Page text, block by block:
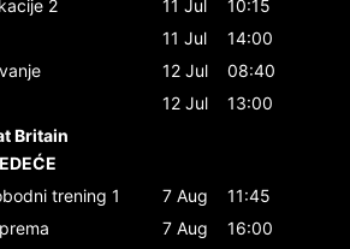
2 11 Jul
10:15
11 Jul
14:00
12 Jul
08:40
12 Jul
13:00
Britain
trening 1 7 Aug
11:45
7 Aug
16:00